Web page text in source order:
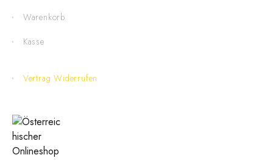
Warenkorb
Kasse
Vertrag Widerrufen